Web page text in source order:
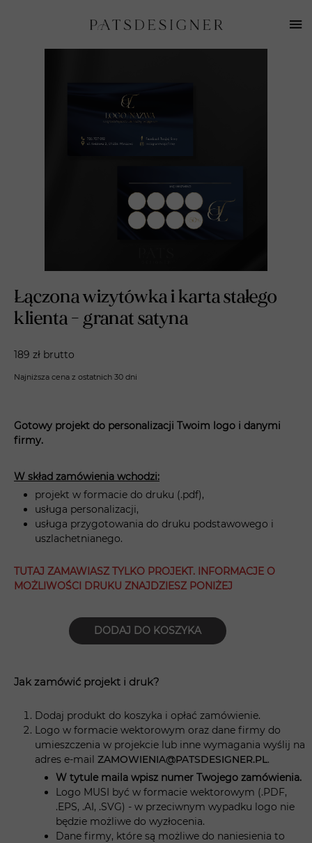
Najniższa cena z ostatnich 30 dni
Gotowy projekt do personalizacji Twoim logo i danymi
firmy.
W skład zamówienia wchodzi:
projekt w formacie do druku (.pdf),
usługa personalizacji,
usługa przygotowania do druku podstawowego i
uszlachetnianego.
TUTAJ ZAMAWIASZ TYLKO PROJEKT. INFORMACJE O
MOŻLIWOŚCI DRUKU ZNAJDZIESZ PONIŻEJ
Jak zamówić projekt i druk?
Dodaj produkt do koszyka i opłać zamówienie.
Logo w formacie wektorowym oraz dane firmy do
umieszczenia w projekcie lub inne wymagania wyślij na
adres e-mail ZAMOWIENIA@PATSDESIGNER.PL.
W tytule maila wpisz numer Twojego zamówienia.
Logo MUSI być w formacie wektorowym (.PDF,
.EPS, .AI, .SVG) - w przeciwnym wypadku logo nie
będzie możliwe do wyzłocenia.
Dane firmy, które są możliwe do naniesienia to
Łączona wizytówka i karta stałego
klienta - granat satyna
189 zł brutto
DODAJ DO KOSZYKA